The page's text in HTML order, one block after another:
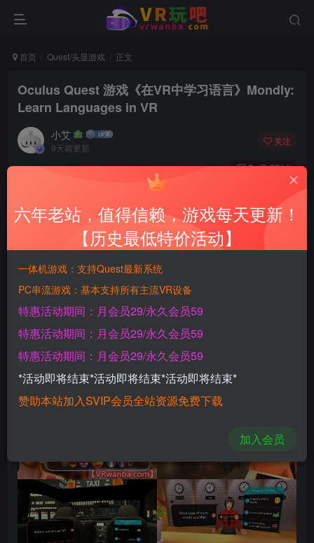
首页 Quest/头显游戏 正文
Oculus Quest 游戏《在VR中学习语言》Mondly:
Learn Languages in VR
小艾
9天前更新
关注
8 6214
Oculus Quest 游戏《在VR中学习语言》Mondly: Learn Languages in VR
此内容为付费资源，请付费后查看
会员专属资源
黄金SVIP月会员免费 钻石SVIP永久会员
您暂无购买权限，请先开通会员
开通会员
游戏截图
六年老站，值得信赖，游戏每天更新！
【历史最低特价活动】
一体机游戏：支持Quest最新系统
PC串流游戏：基本支持所有主流VR设备
特惠活动期间：月会员29/永久会员59
特惠活动期间：月会员29/永久会员59
特惠活动期间：月会员29/永久会员59
*活动即将结束*活动即将结束*活动即将结束*
赞助本站加入SVIP会员全站资源免费下载
加入会员